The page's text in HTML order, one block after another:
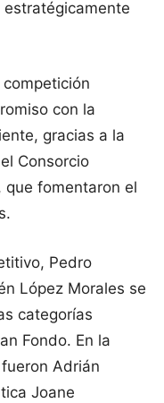
con la
gracias a la
Consorcio
que fomentaron el
Pedro
López Morales se
categorías
Fondo. En la
Adrián
Joane